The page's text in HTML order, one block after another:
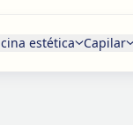
estética Capilar